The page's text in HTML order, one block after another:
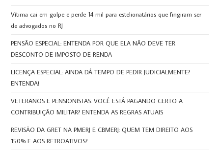
Vítima cai em golpe e perde 14 mil para estelionatários que fingiram ser
de advogados no RJ
PENSÃO ESPECIAL: ENTENDA POR QUE ELA NÃO DEVE TER
DESCONTO DE IMPOSTO DE RENDA
LICENÇA ESPECIAL: AINDA DÁ TEMPO DE PEDIR JUDICIALMENTE?
ENTENDA!
VETERANOS E PENSIONISTAS: VOCÊ ESTÁ PAGANDO CERTO A
CONTRIBUIÇÃO MILITAR? ENTENDA AS REGRAS ATUAIS
REVISÃO DA GRET NA PMERJ E CBMERJ: QUEM TEM DIREITO AOS
150% E AOS RETROATIVOS?